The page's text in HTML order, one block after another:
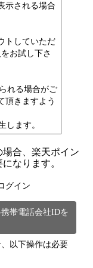
示される場合
トしていただ
お試し下さ
れる場合がご
頂きますよう
ます。
合、楽天ポイン
なります。
グイン
帯電話会社IDを
以下操作は必要